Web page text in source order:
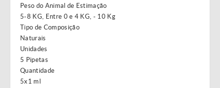
Peso do Animal de Estimação
5-8 KG, Entre 0 e 4 KG, - 10 Kg
Tipo de Composição
Naturais
Unidades
5 Pipetas
Quantidade
5x1 ml